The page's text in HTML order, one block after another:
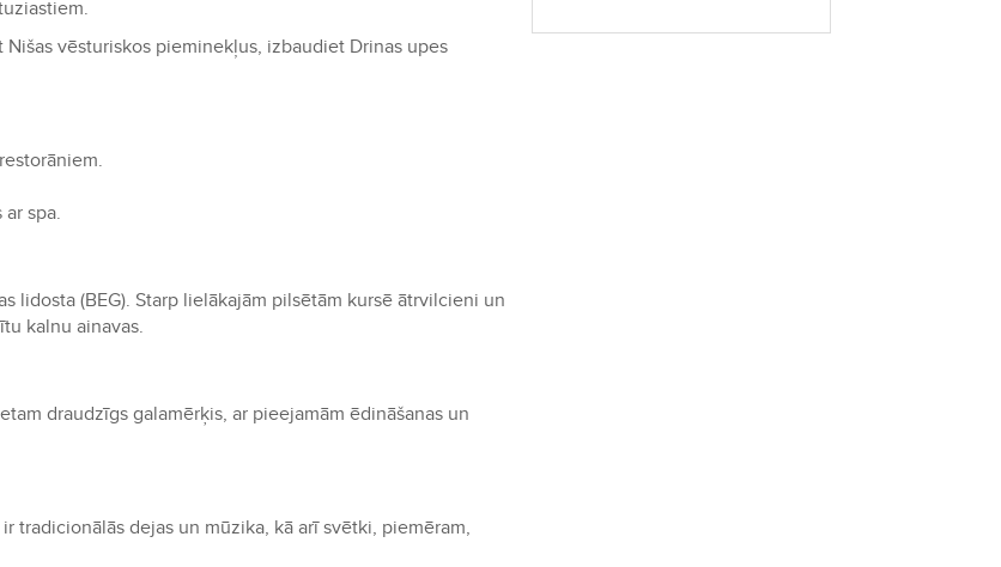
vēsturiskos pieminekļus, izbaudiet Drinas upes
spa.
lidosta (BEG). Starp lielākajām pilsētām kursē ātrvilcieni un
kalnu ainavas.
draudzīgs galamērķis, ar pieejamām ēdināšanas un
tradicionālās dejas un mūzika, kā arī svētki, piemēram,